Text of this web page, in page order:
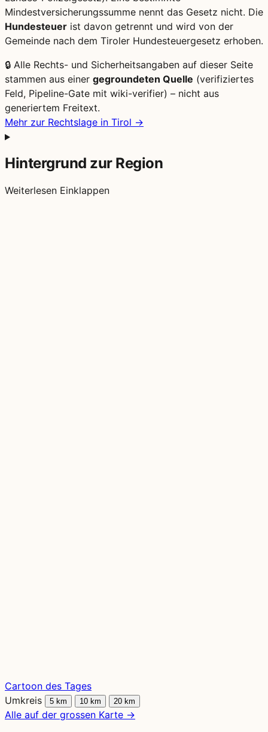
Mindestversicherungssumme nennt das Gesetz nicht. Die
Hundesteuer ist davon getrennt und wird von der
Gemeinde nach dem Tiroler Hundesteuergesetz erhoben.
🔒 Alle Rechts- und Sicherheitsangaben auf dieser Seite
stammen aus einer gegroundeten Quelle (verifiziertes
Feld, Pipeline-Gate mit wiki-verifier) – nicht aus
generiertem Freitext.
Mehr zur Rechtslage in Tirol →
Hintergrund zur Region
Weiterlesen Einklappen
Cartoon des Tages
Umkreis
5 km 10 km 20 km
Alle auf der grossen Karte →